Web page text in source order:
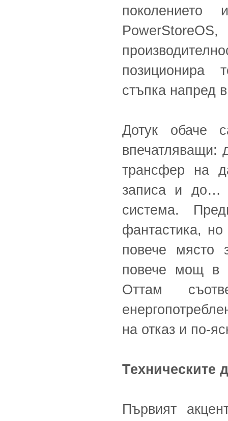
позиционира
стъпка напред
Дотук обаче
впечатляващи:
трансфер на
записа и до…
система.
фантастика, но
повече място
повече мощ в
Оттам
на отказ и по-
Техническите
Първият